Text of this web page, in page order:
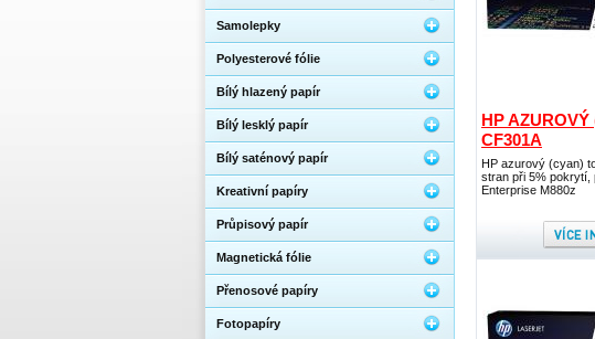
HP
CF301A
HP azurový (cyan)
stran při 5% pokrytí,
Enterprise M880z
Samolepky
Polyesterové fólie
Bílý hlazený papír
Bílý lesklý papír
Bílý saténový papír
Kreativní papíry
Průpisový papír
Magnetická fólie
Přenosové papíry
Fotopapíry